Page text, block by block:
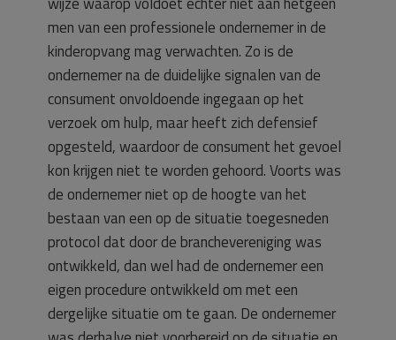
men van een professionele ondernemer in de
kinderopvang mag verwachten. Zo is de
ondernemer na de duidelijke signalen van de
consument onvoldoende ingegaan op het
verzoek om hulp, maar heeft zich defensief
opgesteld, waardoor de consument het gevoel
kon krijgen niet te worden gehoord. Voorts was
de ondernemer niet op de hoogte van het
bestaan van een op de situatie toegesneden
protocol dat door de branchevereniging was
ontwikkeld, dan wel had de ondernemer een
eigen procedure ontwikkeld om met een
dergelijke situatie om te gaan. De ondernemer